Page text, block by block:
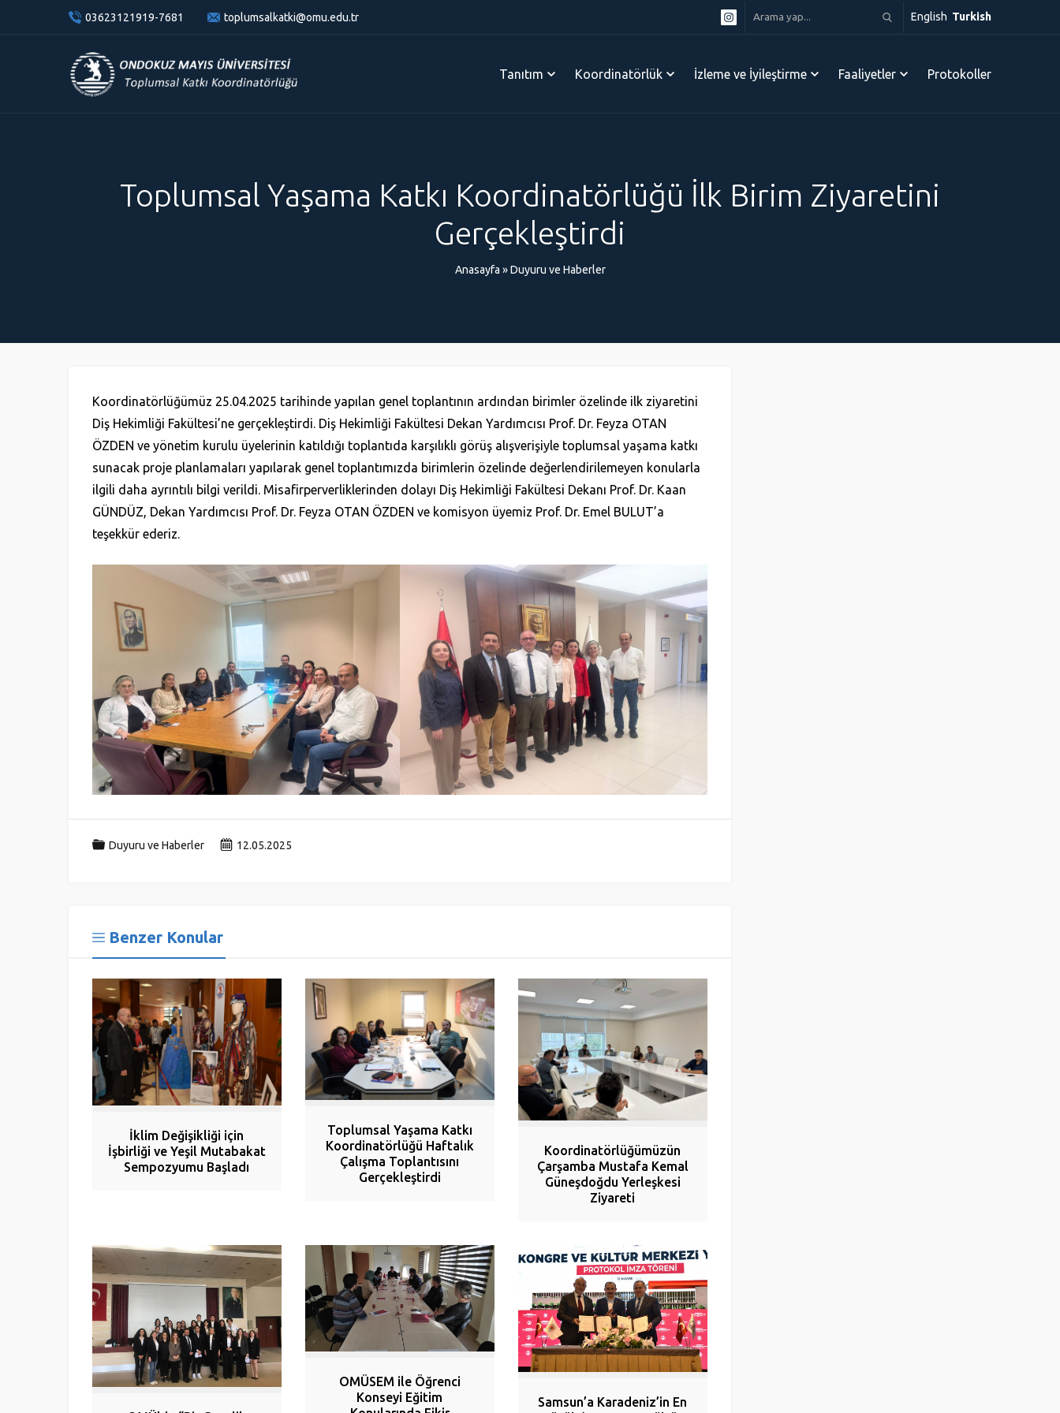
03623121919-7681 toplumsalkatki@omu.edu.tr English Turkish
Tanıtım Koordinatörlük İzleme ve İyileştirme Faaliyetler Protokoller
Toplumsal Yaşama Katkı Koordinatörlüğü İlk Birim Ziyaretini
Gerçekleştirdi
Anasayfa »Duyuru ve Haberler
Koordinatörlüğümüz 25.04.2025 tarihinde yapılan genel toplantının ardından birimler özelinde ilk ziyaretini
Diş Hekimliği Fakültesi’ne gerçekleştirdi. Diş Hekimliği Fakültesi Dekan Yardımcısı Prof. Dr. Feyza OTAN
ÖZDEN ve yönetim kurulu üyelerinin katıldığı toplantıda karşılıklı görüş alışverişiyle toplumsal yaşama katkı
sunacak proje planlamaları yapılarak genel toplantımızda birimlerin özelinde değerlendirilemeyen konularla
ilgili daha ayrıntılı bilgi verildi. Misafirperverliklerinden dolayı Diş Hekimliği Fakültesi Dekanı Prof. Dr. Kaan
GÜNDÜZ, Dekan Yardımcısı Prof. Dr. Feyza OTAN ÖZDEN ve komisyon üyemiz Prof. Dr. Emel BULUT’a
teşekkür ederiz.
Duyuru ve Haberler 12.05.2025
Benzer Konular
İklim Değişikliği için
İşbirliği ve Yeşil Mutabakat
Sempozyumu Başladı
Toplumsal Yaşama Katkı
Koordinatörlüğü Haftalık
Çalışma Toplantısını
Gerçekleştirdi
Koordinatörlüğümüzün
Çarşamba Mustafa Kemal
Güneşdoğdu Yerleşkesi
Ziyareti
OMÜSEM ile Öğrenci
Konseyi Eğitim
Samsun’a Karadeniz’in En